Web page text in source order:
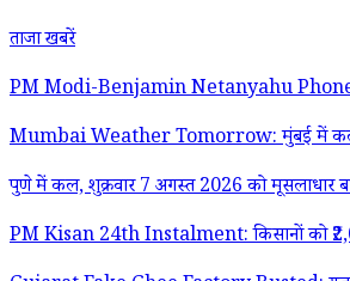
ताजा खबरें
PM Modi-Benjamin Netanyahu Phone Call:
Mumbai Weather Tomorrow: मुंबई में कल
पुणे में कल, शुक्रवार 7 अगस्त 2026 को मूसलाधार
PM Kisan 24th Instalment: किसानों को